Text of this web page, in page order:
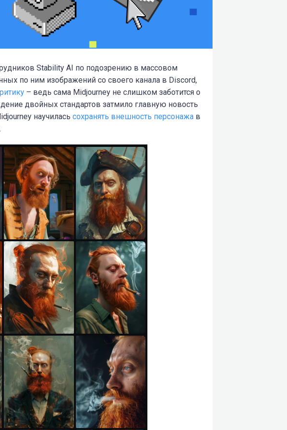
Stability AI по подозрению в массовом
по ним изображений со своего канала в Discord,
– ведь сама Midjourney не слишком заботится о
двойных стандартов затмило главную новость
научилась сохранять внешность персонажа в